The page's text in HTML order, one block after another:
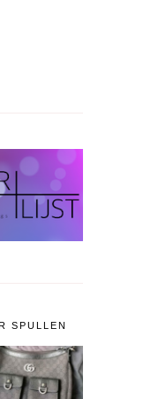
SPULLEN